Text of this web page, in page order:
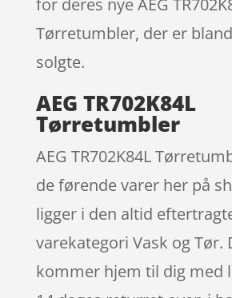
Tørretumbler, der er
solgte.
AEG TR702K84L
Tørretumbler
AEG TR702K84L
de førende varer her på
ligger i den altid
varekategori Vask og Tør.
kommer hjem til dig med